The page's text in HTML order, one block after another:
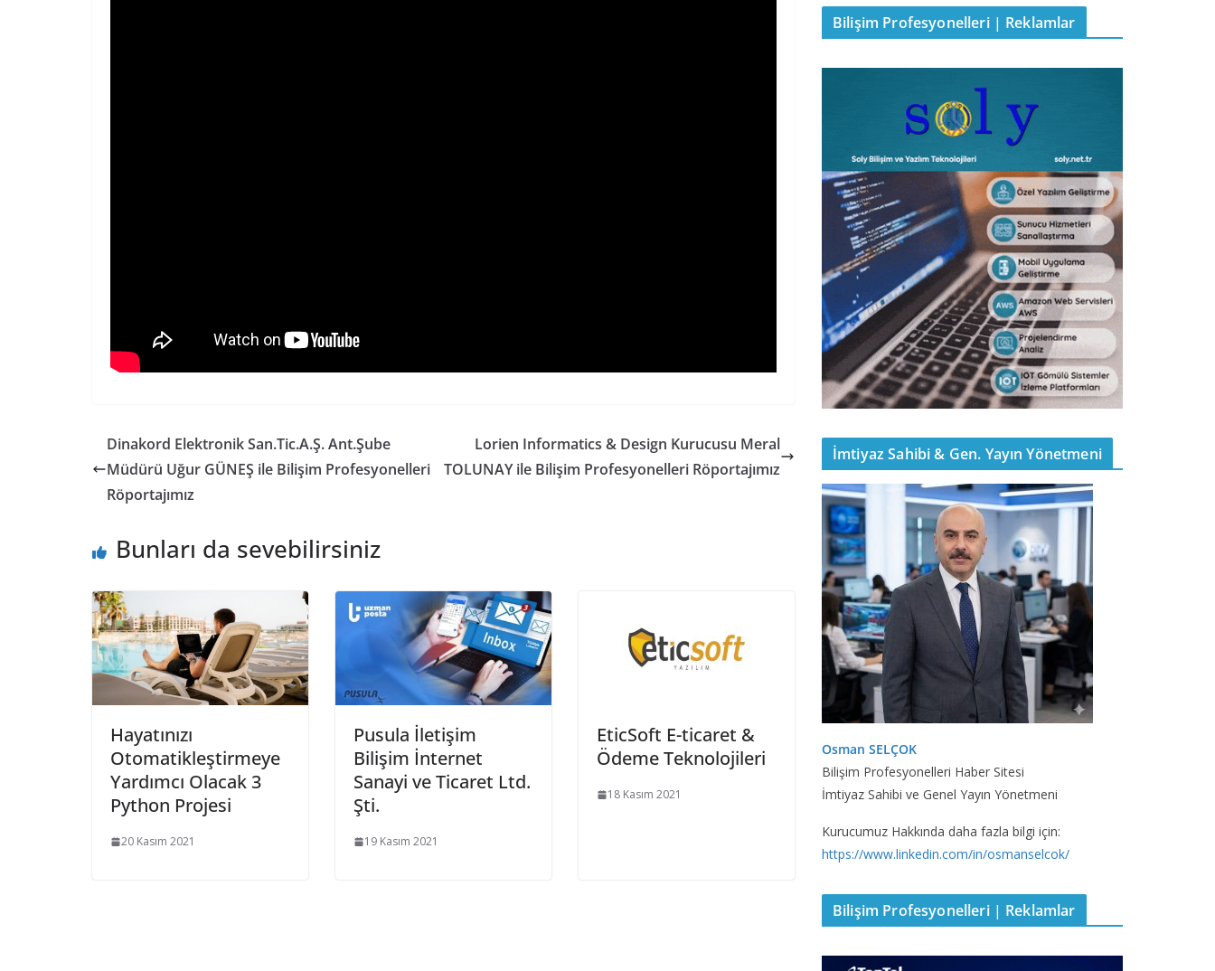
Dinakord Elektronik San.Tic.A.Ş. Ant.Şube
Müdürü Uğur GÜNEŞ ile Bilişim Profesyonelleri
Röportajımız
Lorien Informatics & Design Kurucusu Meral
TOLUNAY ile Bilişim Profesyonelleri Röportajımız
Bunları da sevebilirsiniz
Hayatınızı
Otomatikleştirmeye
Yardımcı Olacak 3
Python Projesi
20 Kasım 2021
Pusula İletişim
Bilişim İnternet
Sanayi ve Ticaret Ltd.
Şti.
19 Kasım 2021
EticSoft E-ticaret &
Ödeme Teknolojileri
18 Kasım 2021
Bilişim Profesyonelleri | Reklamlar
İmtiyaz Sahibi & Gen. Yayın Yönetmeni
Osman SELÇOK
Bilişim Profesyonelleri Haber Sitesi
İmtiyaz Sahibi ve Genel Yayın Yönetmeni
Kurucumuz Hakkında daha fazla bilgi için:
https://www.linkedin.com/in/osmanselcok/
Bilişim Profesyonelleri | Reklamlar